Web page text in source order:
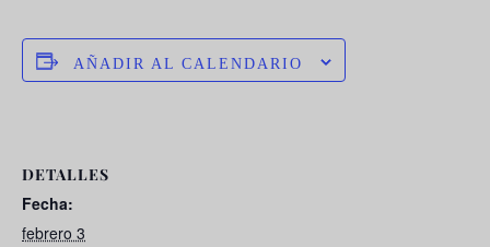
AÑADIR AL CALENDARIO
DETALLES
Fecha:
febrero 3